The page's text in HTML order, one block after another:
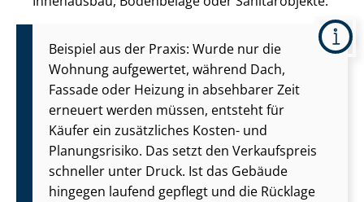
Beispiel aus der Praxis: Wurde nur die
Wohnung aufgewertet, während Dach,
Fassade oder Heizung in absehbarer Zeit
erneuert werden müssen, entsteht für
Käufer ein zusätzliches Kosten- und
Planungsrisiko. Das setzt den Verkaufspreis
schneller unter Druck. Ist das Gebäude
hingegen laufend gepflegt und die Rücklage